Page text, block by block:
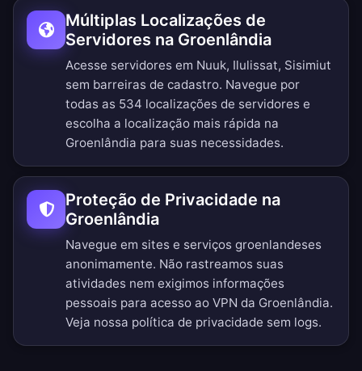
Múltiplas Localizações de
Servidores na Groenlândia
Acesse servidores em Nuuk, Ilulissat, Sisimiut
sem barreiras de cadastro. Navegue por
todas as 534 localizações de servidores e
escolha a localização mais rápida na
Groenlândia para suas necessidades.
Proteção de Privacidade na
Groenlândia
Navegue em sites e serviços groenlandeses
anonimamente. Não rastreamos suas
atividades nem exigimos informações
pessoais para acesso ao VPN da Groenlândia.
Veja nossa política de privacidade sem logs.